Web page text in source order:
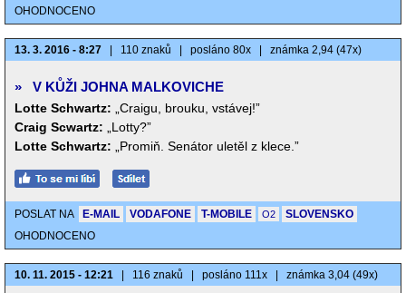
OHODNOCENO
13. 3. 2016 - 8:27 110 znaků posláno 80x známka 2,94 (47x)
» V KŮŽI JOHNA MALKOVICHE
Lotte Schwartz:
„Craigu, brouku, vstávej!”
Craig Scwartz:
„Lotty?”
Lotte Schwartz:
„Promiň. Senátor uletěl z klece.”
POSLAT NA E-MAIL VODAFONE T-MOBILE O2
SLOVENSKO
OHODNOCENO
10. 11. 2015 - 12:21 116 znaků posláno 111x známka 3,04 (49x)